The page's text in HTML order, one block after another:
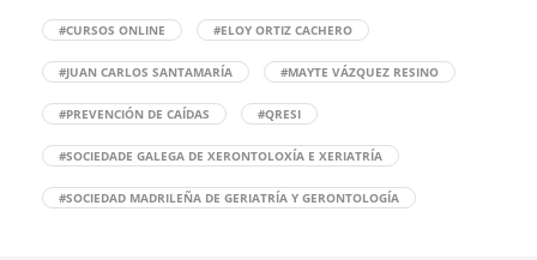
#CURSOS ONLINE #ELOY ORTIZ CACHERO
#JUAN CARLOS SANTAMARÍA #MAYTE VÁZQUEZ RESINO
#PREVENCIÓN DE CAÍDAS #QRESI
#SOCIEDADE GALEGA DE XERONTOLOXÍA E XERIATRÍA
#SOCIEDAD MADRILEÑA DE GERIATRÍA Y GERONTOLOGÍA